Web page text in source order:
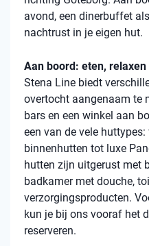
avond, een dinerbuffet
nachtrust in je eigen hut.
Aan boord: eten,
Stena Line biedt
overtocht aangenaam te
bars en een winkel aan
een van de vele
binnenhutten tot luxe
hutten zijn uitgerust met
badkamer met douche,
verzorgingsproducten.
kun je bij ons vooraf het
reserveren.